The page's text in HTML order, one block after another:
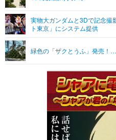
グラビア
ショッピング
その他
プッシュ通知の停止方法
実物大ガンダムと3Dで記念
ト東京」にシステム提供
緑色の「ザクとうふ」発売